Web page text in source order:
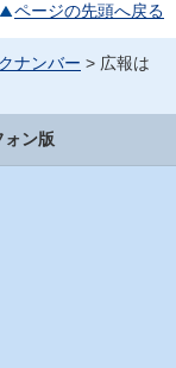
ページの先頭へ戻る
ナンバー > 広報は
ォン版